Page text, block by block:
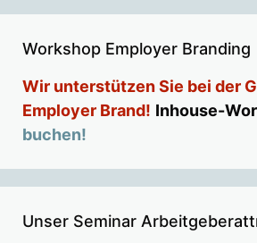
Workshop Employer Branding
Wir unterstützen Sie bei der
Employer Brand! Inhouse-
buchen!
Unser Seminar